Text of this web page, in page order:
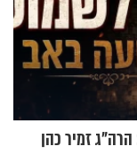
זמיר כהן